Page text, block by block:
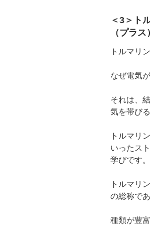
＜3＞ト
（プラ
トルマリ
なぜ電気
それは、
気を帯び
トルマリ
いったス
学びです。
トルマリ
の総称で
種類が豊